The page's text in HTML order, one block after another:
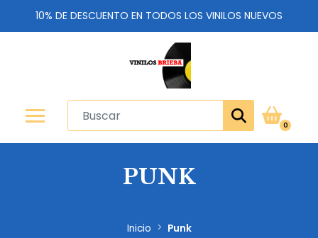
10% DE DESCUENTO EN TODOS LOS VINILOS NUEVOS
0
PUNK
Inicio Punk